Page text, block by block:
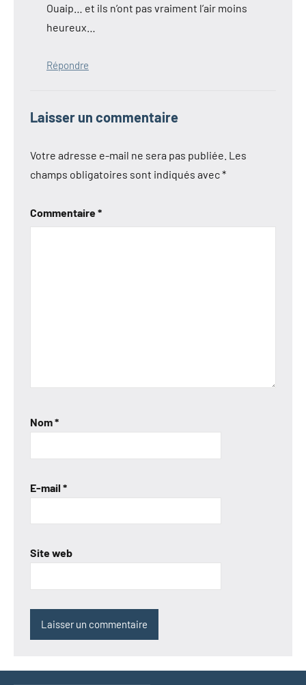
Ouaip… et ils n’ont pas vraiment l’air moins
heureux…
Répondre
Laisser un commentaire
Votre adresse e-mail ne sera pas publiée. Les
champs obligatoires sont indiqués avec*
Commentaire*
Nom*
E-mail *
Site web